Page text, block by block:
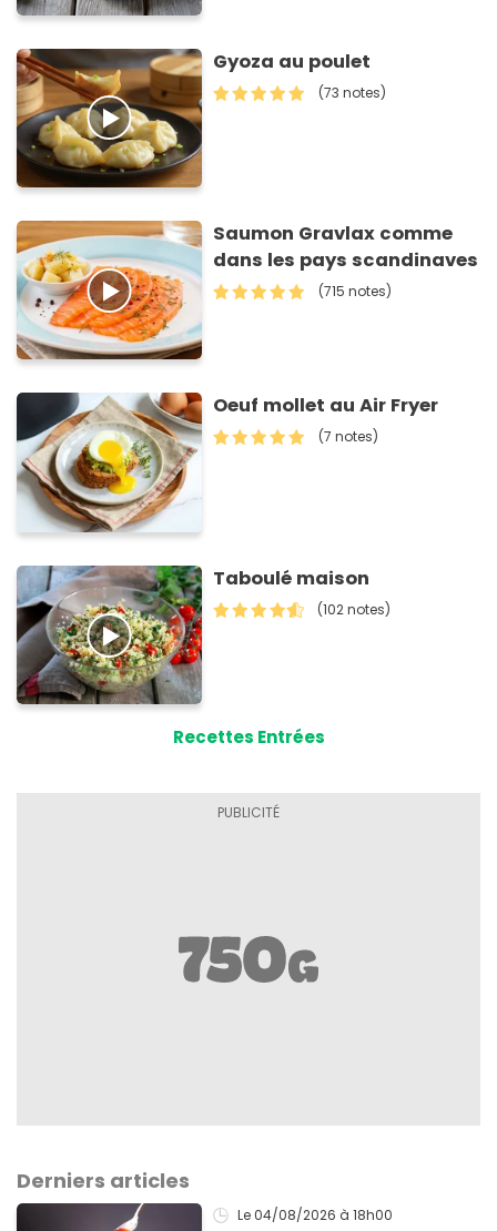
Gyoza au poulet
(73 notes)
Saumon Gravlax comme
dans les pays scandinaves
(715 notes)
Oeuf mollet au Air Fryer
(7 notes)
Taboulé maison
(102 notes)
Recettes Entrées
Derniers articles
Le 04/08/2026 à 18h00